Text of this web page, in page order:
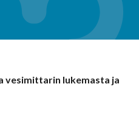
vesimittarin lukemasta ja